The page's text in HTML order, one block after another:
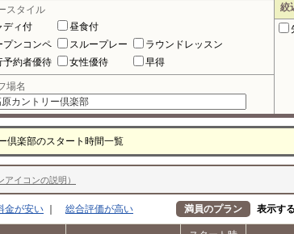
スタイル
ディ付
昼食付
プンコンペ
スループレー
ラウンドレッスン
予約者優待
女性優待 早得
場名
絞
倶楽部のスタート時間一覧
アイコンの説明）
金が安い 総合評価が高い 満員のプラン 表示する